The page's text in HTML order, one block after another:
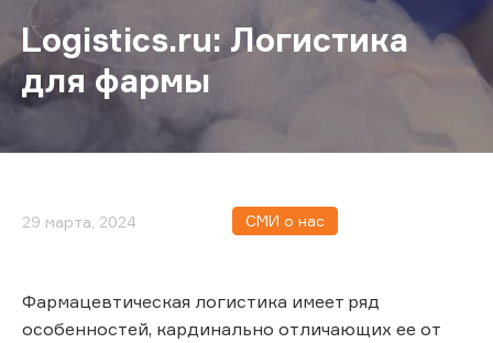
Logistics.ru: Логистика
для фармы
29 марта, 2024 СМИ о нас
Фармацевтическая логистика имеет ряд
особенностей, кардинально отличающих ее от